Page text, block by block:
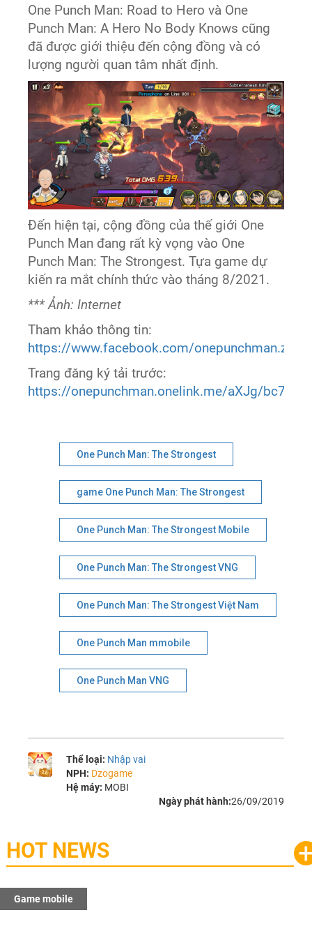
One Punch Man: Road to Hero và One
Punch Man: A Hero No Body Knows cũng
đã được giới thiệu đến cộng đồng và có
lượng người quan tâm nhất định.
Đến hiện tại, cộng đồng của thế giới One
Punch Man đang rất kỳ vọng vào One
Punch Man: The Strongest. Tựa game dự
kiến ra mắt chính thức vào tháng 8/2021.
*** Ảnh: Internet
Tham khảo thông tin:
https://www.facebook.com/
Trang đăng ký tải trước:
https://onepunchman.onelink.me/aXJg/
One Punch Man: The Strongest
game One Punch Man: The Strongest
One Punch Man: The Strongest Mobile
One Punch Man: The Strongest VNG
One Punch Man: The Strongest Việt Nam
One Punch Man mmobile
One Punch Man VNG
Thể loại: Nhập vai
NPH: Dzogame
Hệ máy: MOBI
Ngày phát hành:26/09/2019
HOT NEWS
Game mobile